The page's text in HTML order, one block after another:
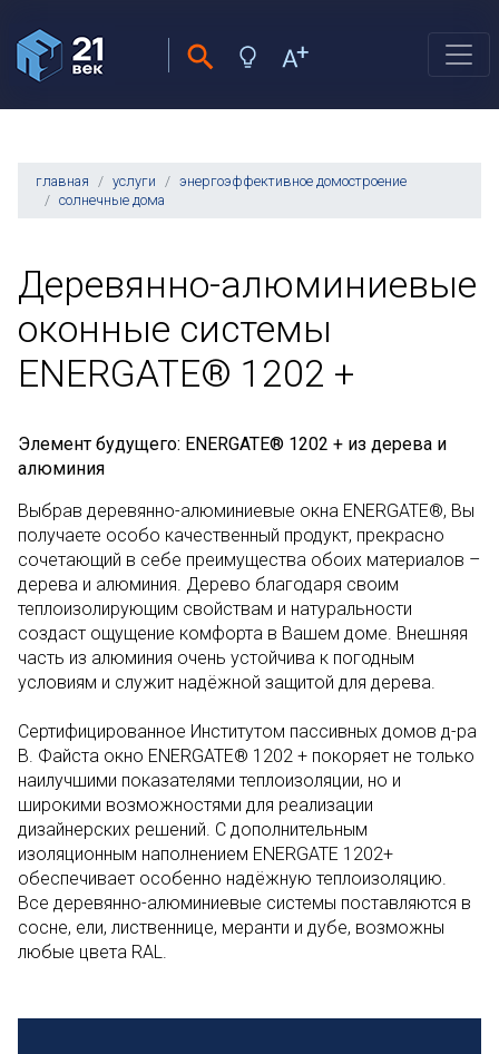
главная услуги
энергоэффективное домостроение
солнечные дома
Деревянно-алюминиевые
оконные системы
ENERGATE® 1202 +
Элемент будущего: ENERGATE® 1202 + из дерева и
алюминия
Выбрав деревянно-алюминиевые окна ENERGATE®, Вы
получаете особо качественный продукт, прекрасно
сочетающий в себе преимущества обоих материалов –
дерева и алюминия. Дерево благодаря своим
теплоизолирующим свойствам и натуральности
создаст ощущение комфорта в Вашем доме. Внешняя
часть из алюминия очень устойчива к погодным
условиям и служит надёжной защитой для дерева.
Сертифицированное Институтом пассивных домов д-ра
В. Файста окно ENERGATE® 1202 + покоряет не только
наилучшими показателями теплоизоляции, но и
широкими возможностями для реализации
дизайнерских решений. С дополнительным
изоляционным наполнением ENERGATE 1202+
обеспечивает особенно надёжную теплоизоляцию.
Все деревянно-алюминиевые системы поставляются в
сосне, ели, лиственнице, меранти и дубе, возможны
любые цвета RAL.